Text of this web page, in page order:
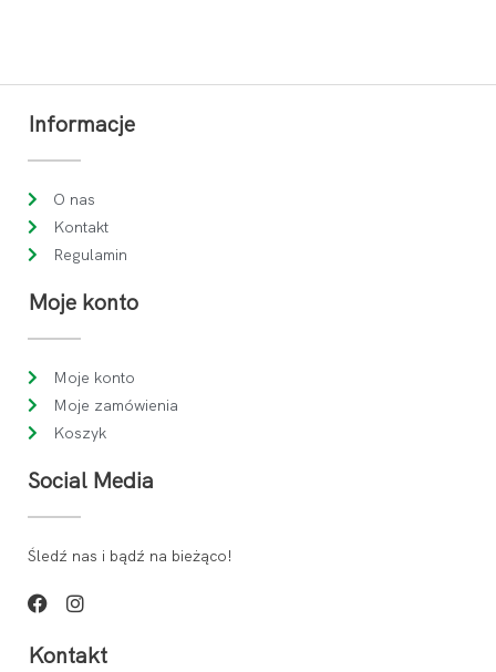
Informacje
O nas
Kontakt
Regulamin
Moje konto
Moje konto
Moje zamówienia
Koszyk
Social Media
Śledź nas i bądź na bieżąco!
Kontakt